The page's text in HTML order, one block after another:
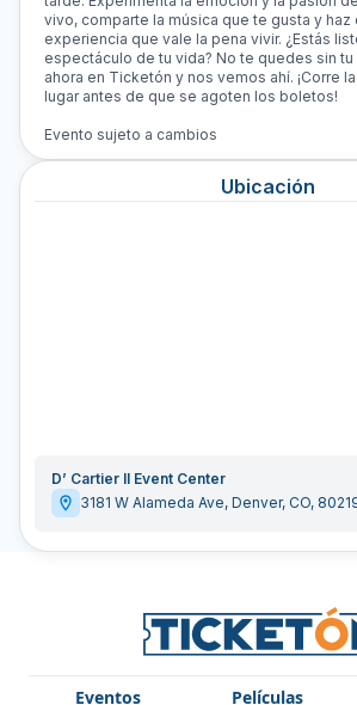
vivo, comparte la música que te gusta y haz
experiencia que vale la pena vivir. ¿Estás
espectáculo de tu vida? No te quedes sin tu
ahora en Ticketón y nos vemos ahí. ¡Corre
lugar antes de que se agoten los boletos!
Evento sujeto a cambios
Ubicación
D’ Cartier II Event Center
3181 W Alameda Ave, Denver, CO,
Eventos Películas